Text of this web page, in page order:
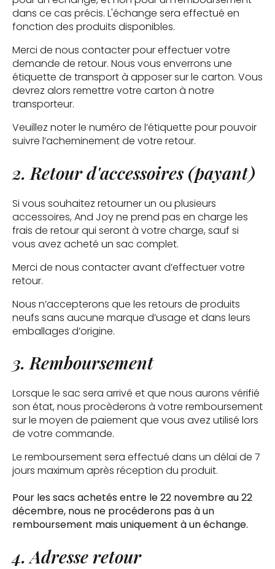
dans ce cas précis. L'échange sera effectué en
fonction des produits disponibles.
Merci de nous contacter pour effectuer votre
demande de retour. Nous vous enverrons une
étiquette de transport à apposer sur le carton. Vous
devrez alors remettre votre carton à notre
transporteur.
Veuillez noter le numéro de l’étiquette pour pouvoir
suivre l’acheminement de votre retour.
2. Retour d'accessoires (payant)
Si vous souhaitez retourner un ou plusieurs
accessoires, And Joy ne prend pas en charge les
frais de retour qui seront à votre charge, sauf si
vous avez acheté un sac complet.
Merci de nous contacter avant d’effectuer votre
retour.
Nous n’accepterons que les retours de produits
neufs sans aucune marque d’usage et dans leurs
emballages d’origine.
3. Remboursement
Lorsque le sac sera arrivé et que nous aurons vérifié
son état, nous procèderons à votre remboursement
sur le moyen de paiement que vous avez utilisé lors
de votre commande.
Le remboursement sera effectué dans un délai de 7
jours maximum après réception du produit.
Pour les sacs achetés entre le 22 novembre au 22
décembre, nous ne procéderons pas à un
remboursement mais uniquement à un échange.
4. Adresse retour